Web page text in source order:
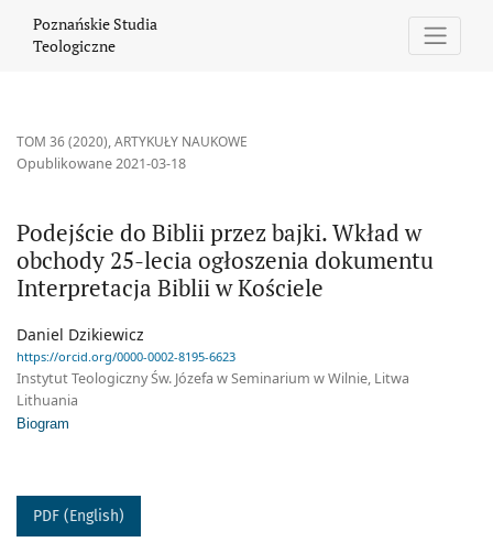
Poznańskie Studia
Teologiczne
TOM 36 (2020),ARTYKUŁY NAUKOWE
Podejście do Biblii przez bajki. Wkład w
obchody 25-lecia ogłoszenia dokumentu
Interpretacja Biblii w Kościele
Opublikowane 2021-03-18
Daniel Dzikiewicz
https://orcid.org/0000-0002-8195-6623
Instytut Teologiczny Św. Józefa w Seminarium w Wilnie, Litwa
Lithuania
Biogram
PDF (English)